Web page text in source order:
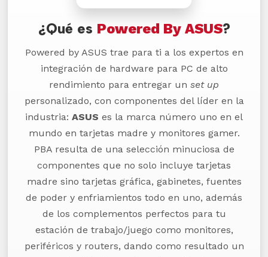
¿Qué es Powered By ASUS?
Powered by ASUS trae para ti a los expertos en
integración de hardware para PC de alto
rendimiento para entregar un set up
personalizado, con componentes del líder en la
industria: ASUS es la marca número uno en el
mundo en tarjetas madre y monitores gamer.
PBA resulta de una selección minuciosa de
componentes que no solo incluye tarjetas
madre sino tarjetas gráfica, gabinetes, fuentes
de poder y enfriamientos todo en uno, además
de los complementos perfectos para tu
estación de trabajo/juego como monitores,
periféricos y routers, dando como resultado un